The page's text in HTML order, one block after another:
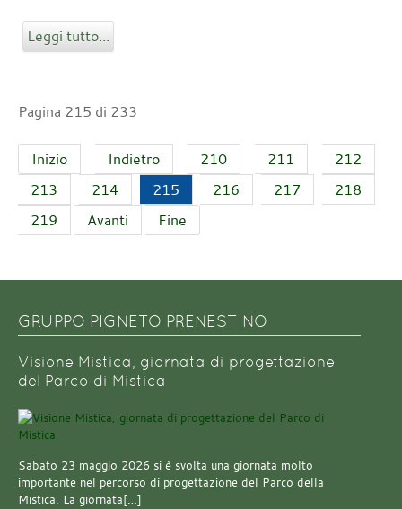
Leggi tutto...
Pagina 215 di 233
Inizio Indietro 210 211
212
213
214 215 216 217
218
219
Avanti Fine
GRUPPO PIGNETO PRENESTINO
Visione Mistica, giornata di progettazione
del Parco di Mistica
Sabato 23 maggio 2026 si è svolta una giornata molto
importante nel percorso di progettazione del Parco della
Mistica. La giornata[…]